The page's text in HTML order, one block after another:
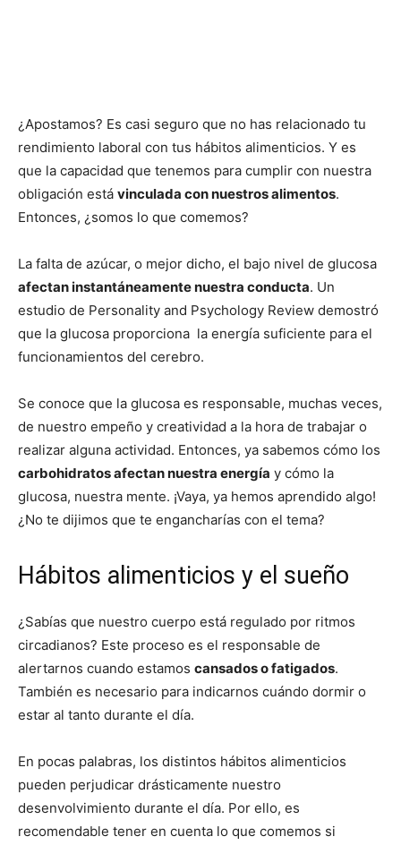
¿Apostamos? Es casi seguro que no has relacionado tu
rendimiento laboral con tus hábitos alimenticios. Y es
que la capacidad que tenemos para cumplir con nuestra
obligación está vinculada con nuestros alimentos.
Entonces, ¿somos lo que comemos?
La falta de azúcar, o mejor dicho, el bajo nivel de glucosa
afectan instantáneamente nuestra conducta. Un
estudio de Personality and Psychology Review demostró
que la glucosa proporciona la energía suficiente para el
funcionamientos del cerebro.
Se conoce que la glucosa es responsable, muchas veces,
de nuestro empeño y creatividad a la hora de trabajar o
realizar alguna actividad. Entonces, ya sabemos cómo los
carbohidratos afectan nuestra energía y cómo la
glucosa, nuestra mente. ¡Vaya, ya hemos aprendido algo!
¿No te dijimos que te engancharías con el tema?
Hábitos alimenticios y el sueño
¿Sabías que nuestro cuerpo está regulado por ritmos
circadianos? Este proceso es el responsable de
alertarnos cuando estamos cansados o fatigados.
También es necesario para indicarnos cuándo dormir o
estar al tanto durante el día.
En pocas palabras, los distintos hábitos alimenticios
pueden perjudicar drásticamente nuestro
desenvolvimiento durante el día. Por ello, es
recomendable tener en cuenta lo que comemos si